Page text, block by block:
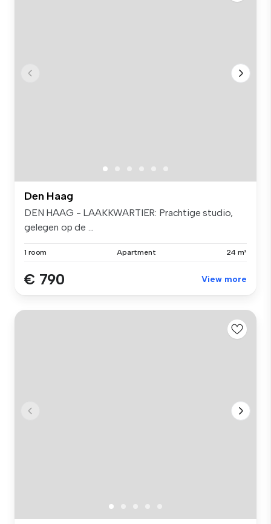
Den Haag
DEN HAAG - LAAKKWARTIER: Prachtige studio,
gelegen op de ...
1 room Apartment 24 m²
€ 790 View more